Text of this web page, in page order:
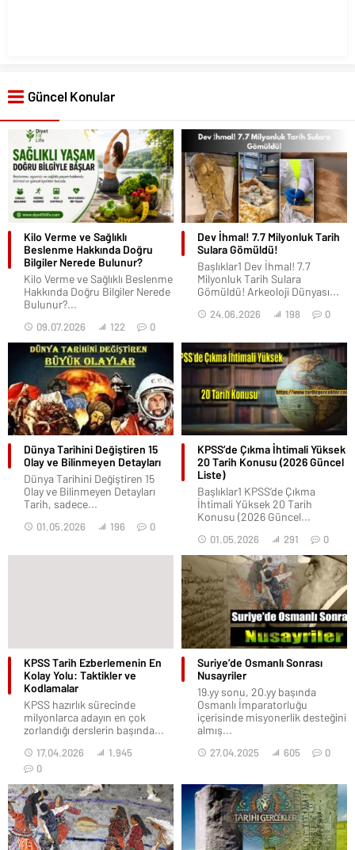
Güncel Konular
Kilo Verme ve Sağlıklı
Beslenme Hakkında Doğru
Bilgiler Nerede Bulunur?
Kilo Verme ve Sağlıklı Beslenme
Hakkında Doğru Bilgiler Nerede
Bulunur?...
09.07.2026 122 0
Dev İhmal! 7.7 Milyonluk Tarih
Sulara Gömüldü!
Başlıklar1 Dev İhmal! 7.7
Milyonluk Tarih Sulara
Gömüldü! Arkeoloji Dünyası...
24.06.2026 198 0
Dünya Tarihini Değiştiren 15
Olay ve Bilinmeyen Detayları
Dünya Tarihini Değiştiren 15
Olay ve Bilinmeyen Detayları
Tarih, sadece...
01.05.2026 196 0
KPSS’de Çıkma İhtimali Yüksek
20 Tarih Konusu (2026 Güncel
Liste)
Başlıklar1 KPSS’de Çıkma
İhtimali Yüksek 20 Tarih
Konusu (2026 Güncel...
01.05.2026 291 0
KPSS Tarih Ezberlemenin En
Kolay Yolu: Taktikler ve
Kodlamalar
KPSS hazırlık sürecinde
milyonlarca adayın en çok
zorlandığı derslerin başında...
17.04.2026
1.945
0
Suriye’de Osmanlı Sonrası
Nusayriler
19.yy sonu, 20.yy başında
Osmanlı İmparatorluğu
içerisinde misyonerlik desteğini
almış...
27.04.2025 605 0